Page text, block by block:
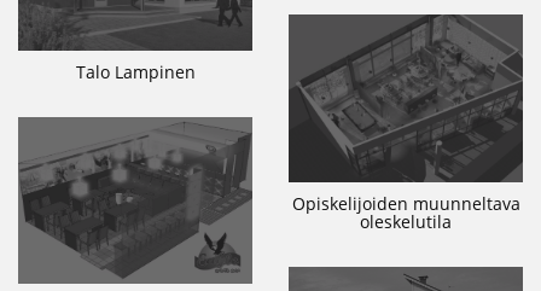
Talo Lampinen
Opiskelijoiden muunneltava
oleskelutila